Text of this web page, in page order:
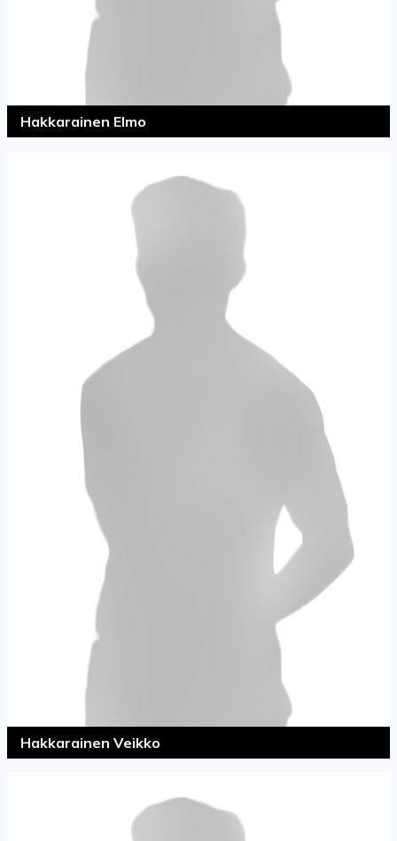
Hakkarainen Elmo
Hakkarainen Veikko